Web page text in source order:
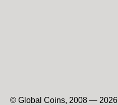
© Global Coins, 2008 — 2026